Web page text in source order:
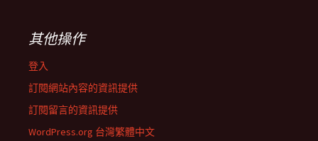
其他操作
登入
訂閱網站內容的資訊提供
訂閱留言的資訊提供
WordPress.org 台灣繁體中文